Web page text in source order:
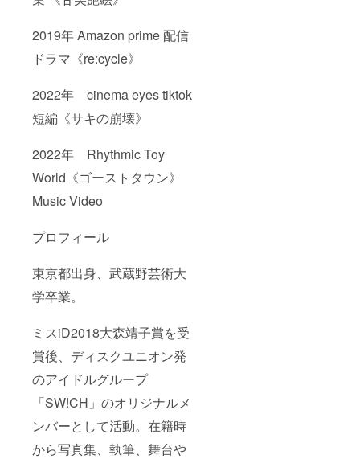
2019年 Amazon prime 配信
ドラマ《re:cycle》
2022年 cinema eyes tiktok
短編《サキの崩壊》
2022年 Rhythmic Toy
World《ゴーストタウン》
Music Video
プロフィール
東京都出身、武蔵野芸術大
学卒業。
ミスiD2018大森靖子賞を受
賞後、ディスクユニオン発
のアイドルグループ
「SW!CH」のオリジナルメ
ンバーとして活動。在籍時
から写真集、執筆、舞台や